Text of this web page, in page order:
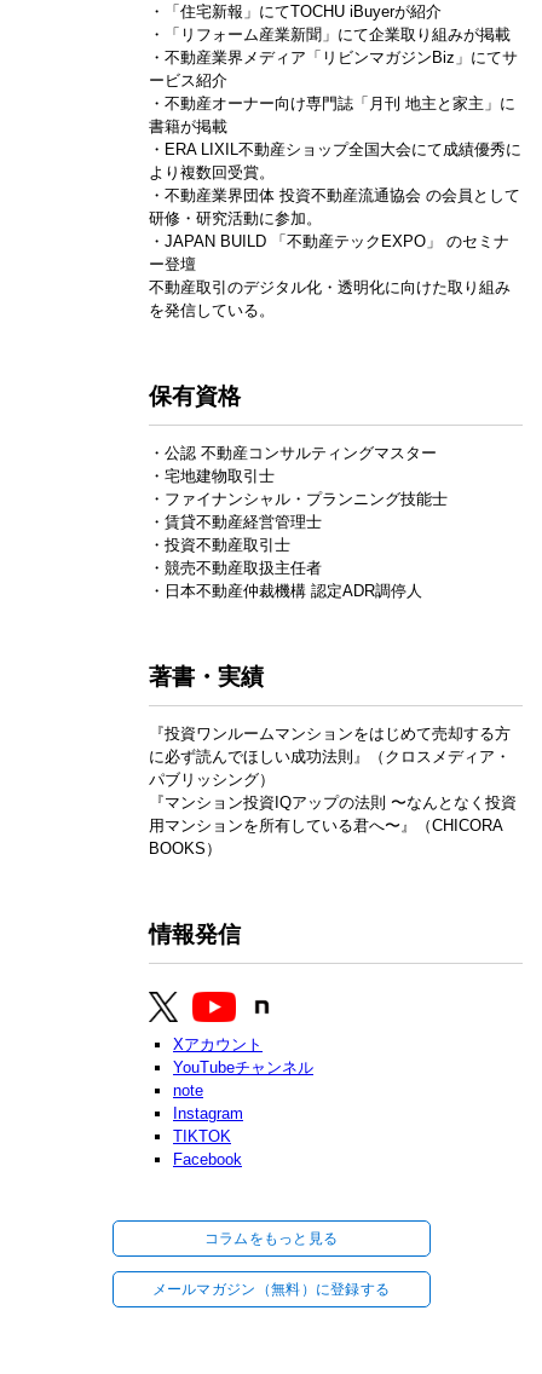
・「住宅新報」にてTOCHU iBuyerが紹介
・「リフォーム産業新聞」にて企業取り組みが掲載
・不動産業界メディア「リビンマガジンBiz」にてサ
ービス紹介
・不動産オーナー向け専門誌「月刊 地主と家主」に
書籍が掲載
・ERA LIXIL不動産ショップ全国大会にて成績優秀に
より複数回受賞。
・不動産業界団体 投資不動産流通協会 の会員として
研修・研究活動に参加。
・JAPAN BUILD 「不動産テックEXPO」 のセミナ
ー登壇
不動産取引のデジタル化・透明化に向けた取り組み
を発信している。
保有資格
・公認 不動産コンサルティングマスター
・宅地建物取引士
・ファイナンシャル・プランニング技能士
・賃貸不動産経営管理士
・投資不動産取引士
・競売不動産取扱主任者
・日本不動産仲裁機構 認定ADR調停人
著書・実績
『投資ワンルームマンションをはじめて売却する方
に必ず読んでほしい成功法則』（クロスメディア・
パブリッシング）
『マンション投資IQアップの法則 〜なんとなく投資
用マンションを所有している君へ〜』（CHICORA
BOOKS）
情報発信
Xアカウント
YouTubeチャンネル
note
Instagram
TIKTOK
Facebook
コラムをもっと見る
メールマガジン（無料）に登録する